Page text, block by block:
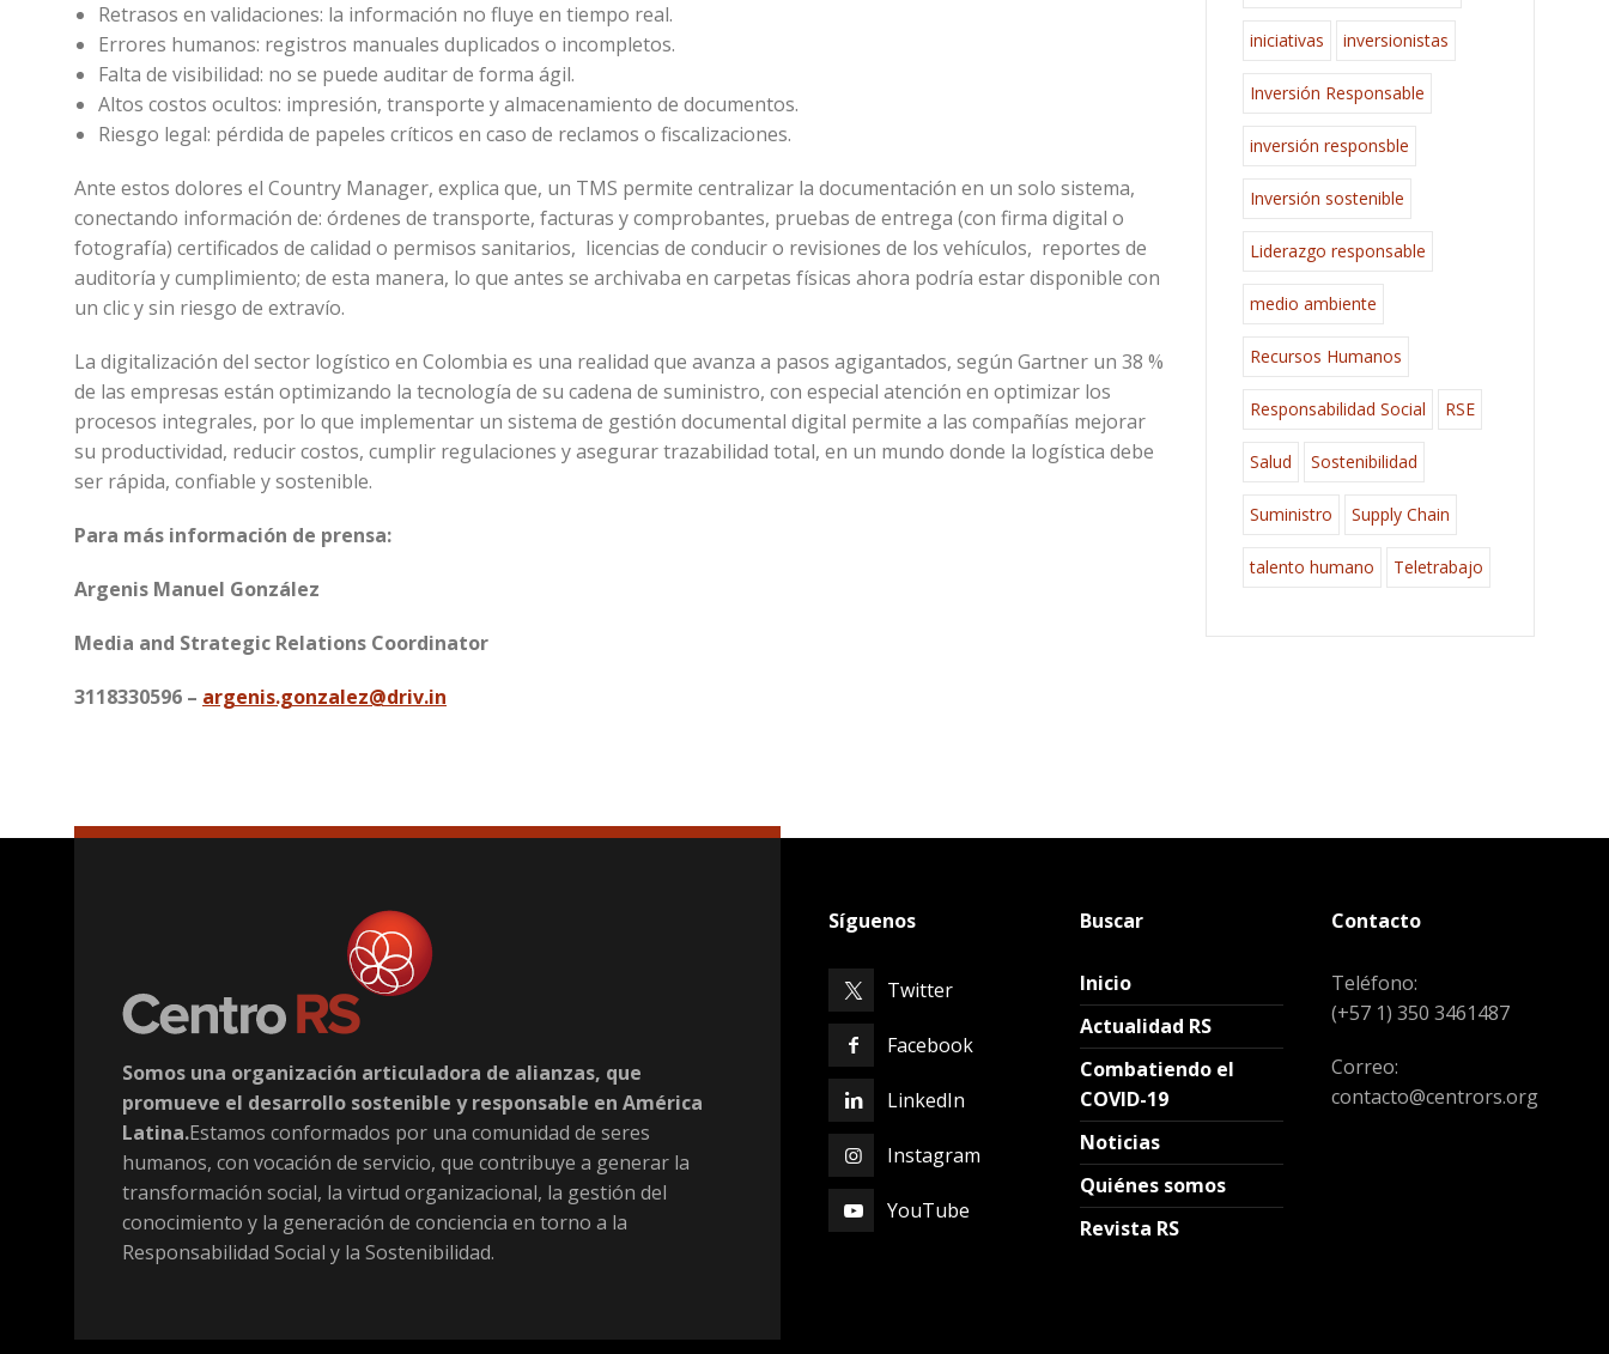
Retrasos en validaciones: la información no fluye en tiempo real.
Errores humanos: registros manuales duplicados o incompletos.
Falta de visibilidad: no se puede auditar de forma ágil.
Altos costos ocultos: impresión, transporte y almacenamiento de documentos.
Riesgo legal: pérdida de papeles críticos en caso de reclamos o fiscalizaciones.
Ante estos dolores el Country Manager, explica que, un TMS permite centralizar la documentación en un solo sistema,
conectando información de: órdenes de transporte, facturas y comprobantes, pruebas de entrega (con firma digital o
fotografía) certificados de calidad o permisos sanitarios, licencias de conducir o revisiones de los vehículos, reportes de
auditoría y cumplimiento; de esta manera, lo que antes se archivaba en carpetas físicas ahora podría estar disponible con
un clic y sin riesgo de extravío.
La digitalización del sector logístico en Colombia es una realidad que avanza a pasos agigantados, según Gartner un 38 %
de las empresas están optimizando la tecnología de su cadena de suministro, con especial atención en optimizar los
procesos integrales, por lo que implementar un sistema de gestión documental digital permite a las compañías mejorar
su productividad, reducir costos, cumplir regulaciones y asegurar trazabilidad total, en un mundo donde la logística debe
ser rápida, confiable y sostenible.
Para más información de prensa:
Argenis Manuel González
Media and Strategic Relations Coordinator
3118330596 – argenis.gonzalez@driv.in
iniciativas inversionistas
Inversión Responsable
inversión responsble
Inversión sostenible
Liderazgo responsable
medio ambiente
Recursos Humanos
Responsabilidad Social RSE
Salud Sostenibilidad
Suministro Supply Chain
talento humano Teletrabajo
Somos una organización articuladora de alianzas, que
promueve el desarrollo sostenible y responsable en América
Latina.Estamos conformados por una comunidad de seres
humanos, con vocación de servicio, que contribuye a generar la
transformación social, la virtud organizacional, la gestión del
conocimiento y la generación de conciencia en torno a la
Responsabilidad Social y la Sostenibilidad.
Síguenos
Twitter
Facebook
LinkedIn
Instagram
YouTube
Buscar
Inicio
Actualidad RS
Combatiendo el
COVID-19
Noticias
Quiénes somos
Revista RS
Contacto
Teléfono:
(+57 1) 350 3461487
Correo:
contacto@centrors.org